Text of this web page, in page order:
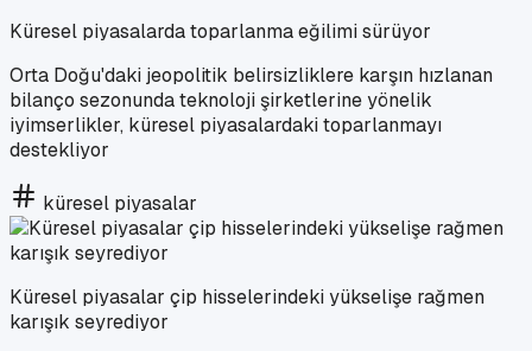
Küresel piyasalarda toparlanma eğilimi sürüyor
Orta Doğu'daki jeopolitik belirsizliklere karşın hızlanan
bilanço sezonunda teknoloji şirketlerine yönelik
iyimserlikler, küresel piyasalardaki toparlanmayı
destekliyor
küresel piyasalar
Küresel piyasalar çip hisselerindeki yükselişe rağmen
karışık seyrediyor